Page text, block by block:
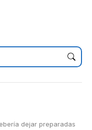
dejar preparadas